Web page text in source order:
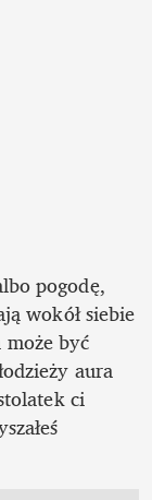
pogodę,
wokół siebie
być
aura
ci